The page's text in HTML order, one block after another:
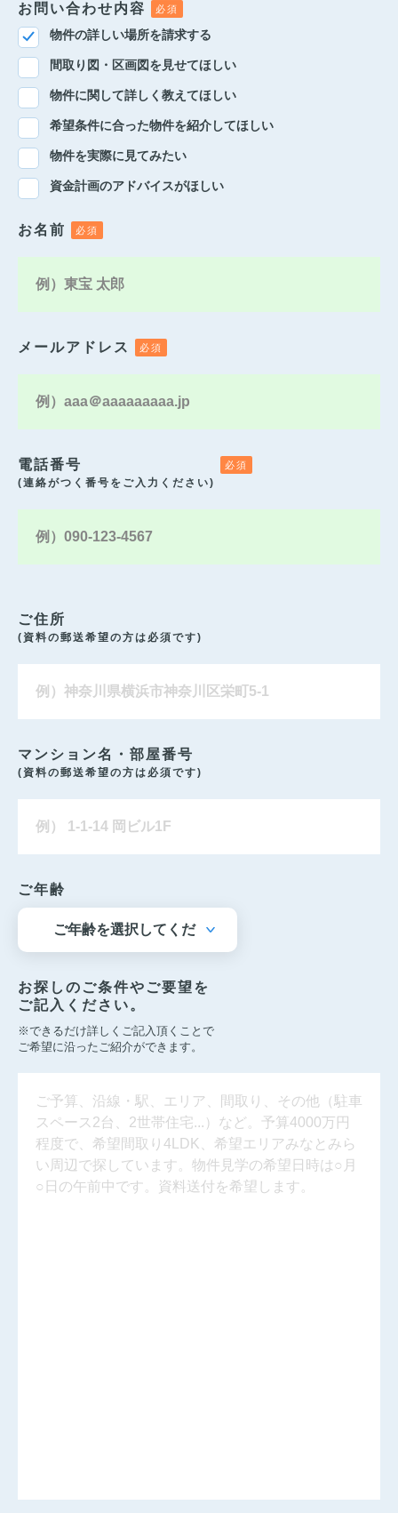
お問い合わせ内容
物件の詳しい場所を請求する
間取り図・区画図を見せてほしい
物件に関して詳しく教えてほしい
希望条件に合った物件を紹介してほしい
物件を実際に見てみたい
資金計画のアドバイスがほしい
お名前
メールアドレス
電話番号
(連絡がつく番号をご入力ください)
ご住所
(資料の郵送希望の方は必須です)
マンション名・部屋番号
(資料の郵送希望の方は必須です)
ご年齢
お探しのご条件やご要望を
ご記入ください。
※できるだけ詳しくご記入頂くことで
ご希望に沿ったご紹介ができます。